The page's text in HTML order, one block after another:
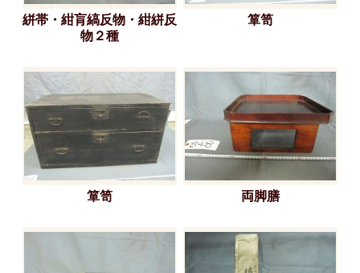
絣帯・紺肓縞反物・紺絣反
物２種
箪笥
箪笥 両脚膳